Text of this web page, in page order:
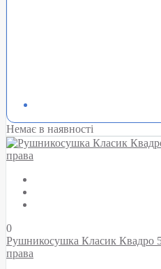
Немає в наявності
0
Рушникосушка Класик Квадро
права